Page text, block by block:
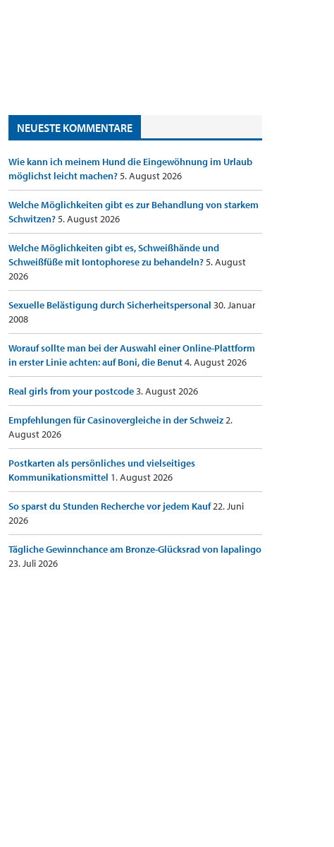
NEUESTE KOMMENTARE
Wie kann ich meinem Hund die Eingewöhnung im Urlaub
möglichst leicht machen?5. August 2026
Welche Möglichkeiten gibt es zur Behandlung von starkem
Schwitzen?5. August 2026
Welche Möglichkeiten gibt es, Schweißhände und
Schweißfüße mit Iontophorese zu behandeln?5. August
2026
Sexuelle Belästigung durch Sicherheitspersonal 30. Januar
2008
Worauf sollte man bei der Auswahl einer Online-Plattform
in erster Linie achten: auf Boni, die Benut4. August 2026
Real girls from your postcode3. August 2026
Empfehlungen für Casinovergleiche in der Schweiz2.
August 2026
Postkarten als persönliches und vielseitiges
Kommunikationsmittel 1. August 2026
So sparst du Stunden Recherche vor jedem Kauf22. Juni
2026
Tägliche Gewinnchance am Bronze-Glücksrad von lapalingo
23. Juli 2026